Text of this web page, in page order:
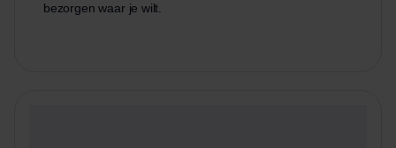
bezorgen waar je wilt.